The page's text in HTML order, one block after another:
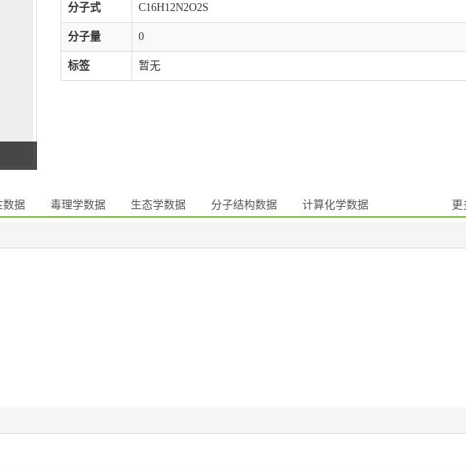
分子式 C16H12N2O2S
分子量 0
标签 暂无
数据 毒理学数据 生态学数据 分子结构数据 计算化学数据 更